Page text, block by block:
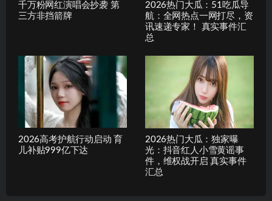
千万粉网红演唱会抄袭 第
三方非挡箭牌
2026热门大瓜：51吃瓜导
航：全网热点一网打尽，资
讯速递专家！ 真实事件汇
总
2026高考护航行动启动 育
儿补贴999亿下达
2026热门大瓜：独家曝
光：抖音红人小雪黄谣事
件，维权战开启 真实事件
汇总